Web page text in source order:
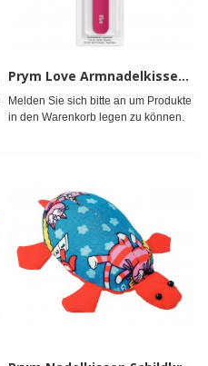
Prym Love Armnadelkissen magnetisch pink
Melden Sie sich bitte an um Produkte
in den Warenkorb legen zu können.